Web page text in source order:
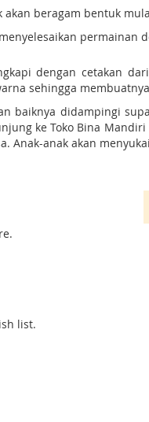
akan beragam bentuk
permainan
dengan cetakan
sehingga
baiknya didampingi
ke Toko Bina
Anak-anak akan
list.